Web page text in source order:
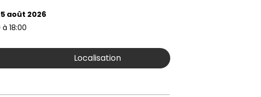
août 2026
18:00
Localisation